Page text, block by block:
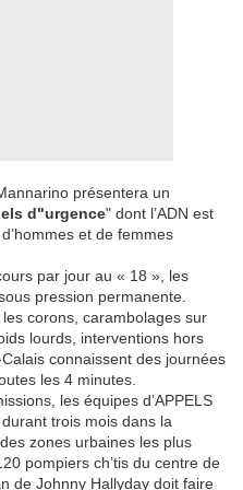
présentera un
d"urgence" dont l’ADN est
et de femmes
par jour au « 18 », les
pression permanente.
corons, carambolages sur
lourds, interventions hors
connaissent des journées
les 4 minutes.
les équipes d’APPELS
trois mois dans la
zones urbaines les plus
pompiers ch’tis du centre de
de Johnny Hallyday doit faire